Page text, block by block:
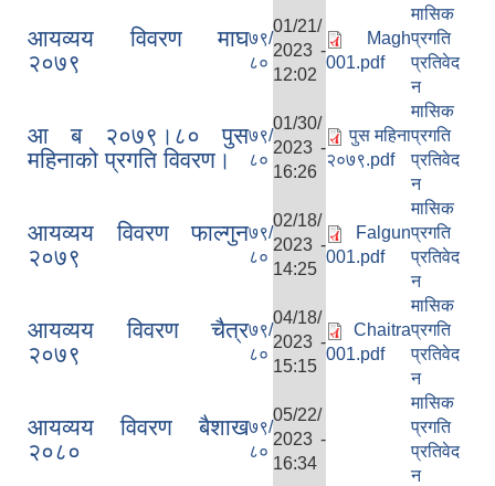
आयव्यय विवरण माघ
२०७९
७९/
८०
01/21/
2023 -
12:02
Magh
001.pdf
मासिक
प्रगति
प्रतिवेद
न
आ ब २०७९।८० पुस
महिनाको प्रगति विवरण।
७९/
८०
01/30/
2023 -
16:26
पुस महिना
२०७९.pdf
मासिक
प्रगति
प्रतिवेद
न
आयव्यय विवरण फाल्गुन
२०७९
७९/
८०
02/18/
2023 -
14:25
Falgun
001.pdf
मासिक
प्रगति
प्रतिवेद
न
आयव्यय विवरण चैत्र
२०७९
७९/
८०
04/18/
2023 -
15:15
Chaitra
001.pdf
मासिक
प्रगति
प्रतिवेद
न
आयव्यय विवरण बैशाख
२०८०
७९/
८०
05/22/
2023 -
16:34
मासिक
प्रगति
प्रतिवेद
न